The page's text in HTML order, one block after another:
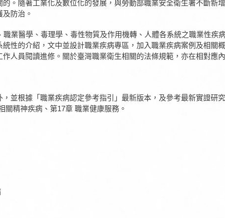
。隨著工業化及數位化的發展，與勞動部職業安全衛生署不斷新
防治。
業醫學、毒理學、毒性物質及作用機轉、人體各系統之職業性疾
性的介紹，文中並設計職業疾病專區，加入職業疾病案例及相關
人員閱讀進修。關於臺灣職業衛生相關的法條規範，亦在相對應
並根據「職業疾病認定參考指引」最新版本，及參考最新實證研
關精神疾病、第17章 職業健康服務。